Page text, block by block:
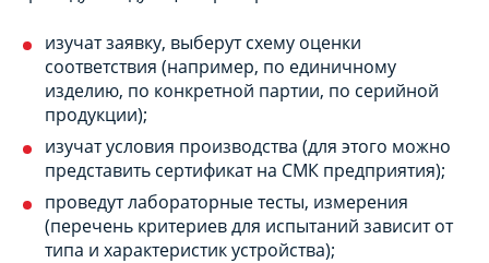
изучат заявку, выберут схему оценки
соответствия (например, по единичному
изделию, по конкретной партии, по серийной
продукции);
изучат условия производства (для этого можно
представить сертификат на СМК предприятия);
проведут лабораторные тесты, измерения
(перечень критериев для испытаний зависит от
типа и характеристик устройства);